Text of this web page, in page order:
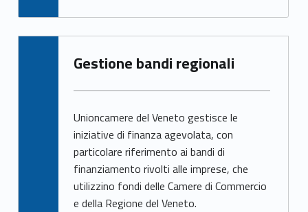
Gestione bandi regionali
Unioncamere del Veneto gestisce le
iniziative di finanza agevolata, con
particolare riferimento ai bandi di
finanziamento rivolti alle imprese, che
utilizzino fondi delle Camere di Commercio
e della Regione del Veneto.